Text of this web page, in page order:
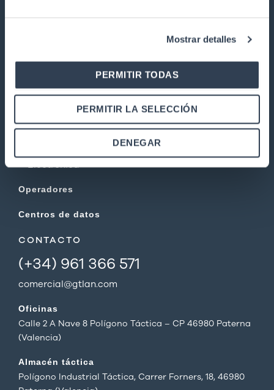
Mostrar detalles
PERMITIR TODAS
PERMITIR LA SELECCIÓN
DENEGAR
PRODUCTOS
Instalaciones de telecomunicaciones
Red de par trenzado de cobre
Electrónica
Operadores
Centros de datos
CONTACTO
(+34) 961 366 571
comercial@gtlan.com
Oficinas
Calle 2 A Nave 8 Polígono Táctica – CP 46980 Paterna
(Valencia)
Almacén táctica
Polígono Industrial Táctica, Carrer Forners, 18, 46980